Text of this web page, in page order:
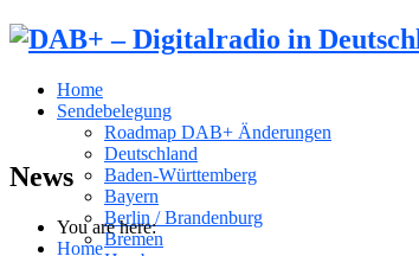
Home
Sendebelegung
Roadmap DAB+ Änderungen
Deutschland
Baden-Württemberg
Bayern
Berlin / Brandenburg
Bremen
News
You are here:
Home